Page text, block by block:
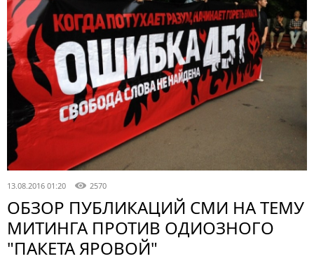
13.08.2016 01:20 2570
ОБЗОР ПУБЛИКАЦИЙ СМИ НА ТЕМУ
МИТИНГА ПРОТИВ ОДИОЗНОГО
"ПАКЕТА ЯРОВОЙ"